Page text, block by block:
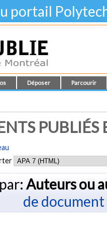
portail
Déposer Parcourir
PUBLIÉS
Auteurs ou
de document